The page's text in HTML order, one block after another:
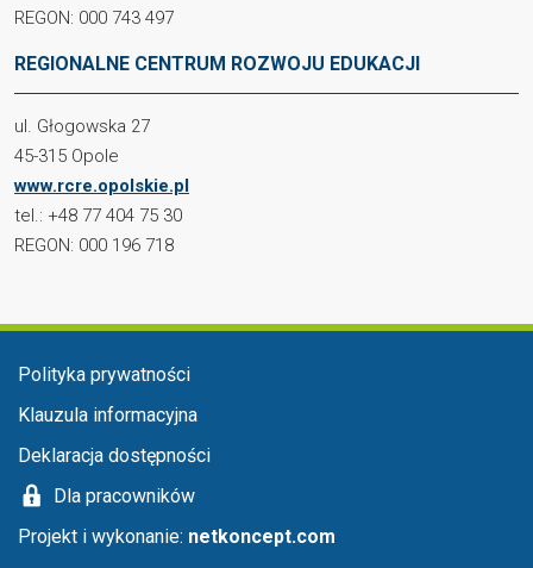
REGON: 000 743 497
REGIONALNE CENTRUM ROZWOJU EDUKACJI
ul. Głogowska 27
45-315 Opole
www.rcre.opolskie.pl
tel.: +48 77 404 75 30
REGON: 000 196 718
Menu stopka
Polityka prywatności
Klauzula informacyjna
Deklaracja dostępności
Dla pracowników
Projekt i wykonanie: netkoncept.com